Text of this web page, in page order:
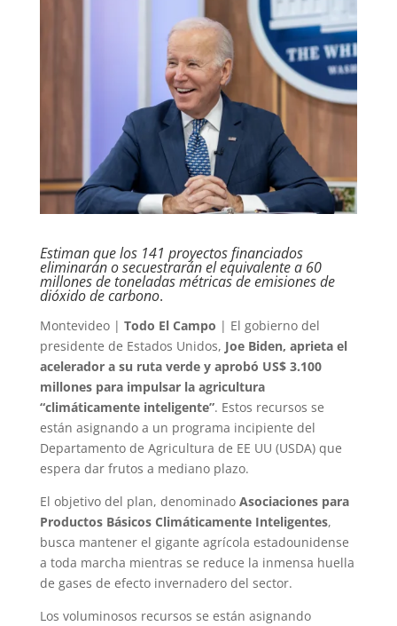
Estiman que los 141 proyectos financiados
eliminarán o secuestrarán el equivalente a 60
millones de toneladas métricas de emisiones de
dióxido de carbono.
Montevideo | Todo El Campo | El gobierno del
presidente de Estados Unidos, Joe Biden, aprieta el
acelerador a su ruta verde y aprobó US$ 3.100
millones para impulsar la agricultura
“climáticamente inteligente”. Estos recursos se
están asignando a un programa incipiente del
Departamento de Agricultura de EE UU (USDA) que
espera dar frutos a mediano plazo.
El objetivo del plan, denominado Asociaciones para
Productos Básicos Climáticamente Inteligentes,
busca mantener el gigante agrícola estadounidense
a toda marcha mientras se reduce la inmensa huella
de gases de efecto invernadero del sector.
Los voluminosos recursos se están asignando